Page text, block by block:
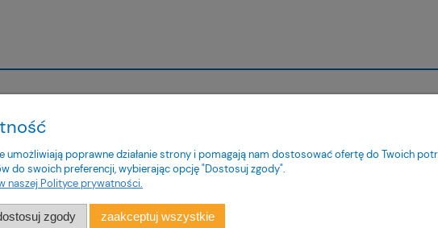
Czas i koszty dostawy
Czas realizacji zamówienia
Pytania i odpowiedzi
umożliwiają poprawne działanie strony i pomagają nam dostosować ofertę do Twoich
do swoich preferencji, wybierając opcję "Dostosuj zgody".
naszej Polityce prywatności.
zgody zaakceptuj wszystkie